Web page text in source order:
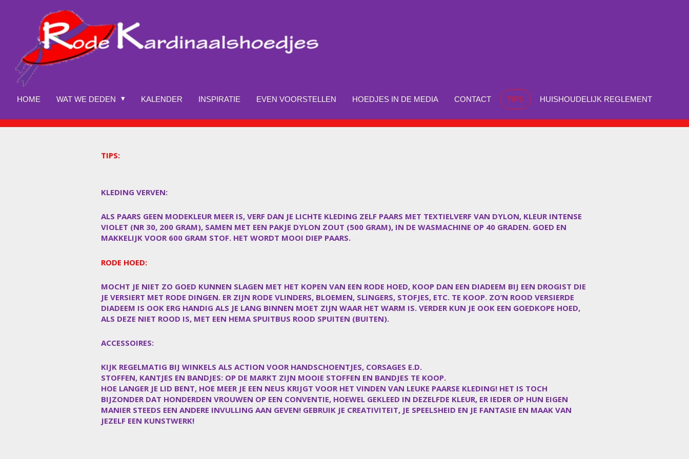
hoofdinhoud
HOME WAT WE DEDEN KALENDER INSPIRATIE EVEN VOORSTELLEN HOEDJES IN DE MEDIA CONTACT TIPS HUISHOUDELIJK REGLEMENT
TIPS:
KLEDING VERVEN:
ALS PAARS GEEN MODEKLEUR MEER IS, VERF DAN JE LICHTE KLEDING ZELF PAARS MET TEXTIELVERF VAN DYLON, KLEUR INTENSE
VIOLET (NR 30, 200 GRAM), SAMEN MET EEN PAKJE DYLON ZOUT (500 GRAM), IN DE WASMACHINE OP 40 GRADEN. GOED EN
MAKKELIJK VOOR 600 GRAM STOF. HET WORDT MOOI DIEP PAARS.
RODE HOED:
MOCHT JE NIET ZO GOED KUNNEN SLAGEN MET HET KOPEN VAN EEN RODE HOED, KOOP DAN EEN DIADEEM BIJ EEN DROGIST DIE
JE VERSIERT MET RODE DINGEN. ER ZIJN RODE VLINDERS, BLOEMEN, SLINGERS, STOFJES, ETC. TE KOOP. ZO’N ROOD VERSIERDE
DIADEEM IS OOK ERG HANDIG ALS JE LANG BINNEN MOET ZIJN WAAR HET WARM IS. VERDER KUN JE OOK EEN GOEDKOPE HOED,
ALS DEZE NIET ROOD IS, MET EEN HEMA SPUITBUS ROOD SPUITEN (BUITEN).
ACCESSOIRES:
KIJK REGELMATIG BIJ WINKELS ALS ACTION VOOR HANDSCHOENTJES, CORSAGES E.D.
STOFFEN, KANTJES EN BANDJES: OP DE MARKT ZIJN MOOIE STOFFEN EN BANDJES TE KOOP.
HOE LANGER JE LID BENT, HOE MEER JE EEN NEUS KRIJGT VOOR HET VINDEN VAN LEUKE PAARSE KLEDING! HET IS TOCH
BIJZONDER DAT HONDERDEN VROUWEN OP EEN CONVENTIE, HOEWEL GEKLEED IN DEZELFDE KLEUR, ER IEDER OP HUN EIGEN
MANIER STEEDS EEN ANDERE INVULLING AAN GEVEN! GEBRUIK JE CREATIVITEIT, JE SPEELSHEID EN JE FANTASIE EN MAAK VAN
JEZELF EEN KUNSTWERK!